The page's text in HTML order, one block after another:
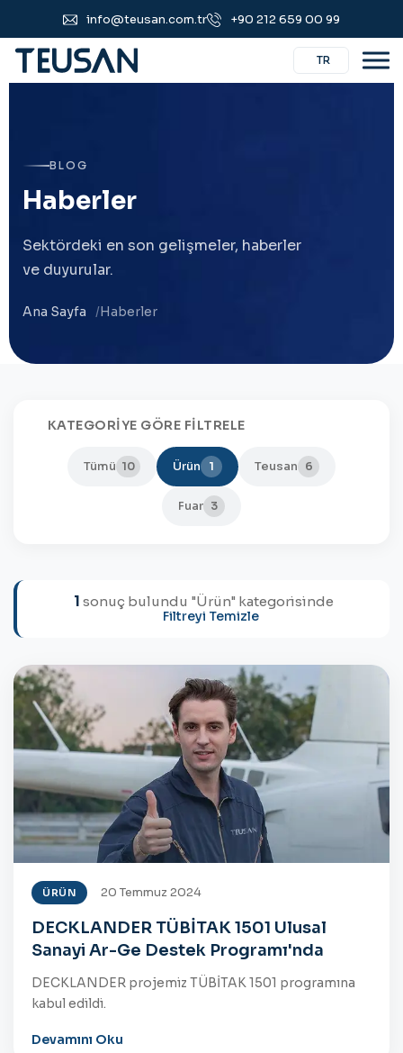
info@teusan.com.tr +90 212 659 00 99
TR
BLOG
Haberler
Sektördeki en son gelişmeler, haberler
ve duyurular.
Ana Sayfa Haberler
KATEGORIYE GÖRE FILTRELE
Tümü 10 Ürün 1 Teusan 6
Fuar 3
1 sonuç bulundu "Ürün" kategorisinde
Filtreyi Temizle
ÜRÜN 20 Temmuz 2024
DECKLANDER TÜBİTAK 1501 Ulusal
Sanayi Ar-Ge Destek Programı'nda
DECKLANDER projemiz TÜBİTAK 1501 programına
kabul edildi.
Devamını Oku